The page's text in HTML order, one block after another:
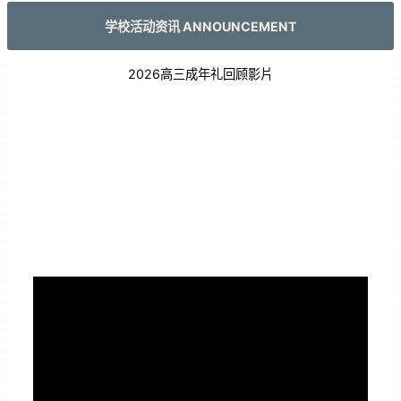
学校活动资讯 ANNOUNCEMENT
2026高三成年礼回顾影片